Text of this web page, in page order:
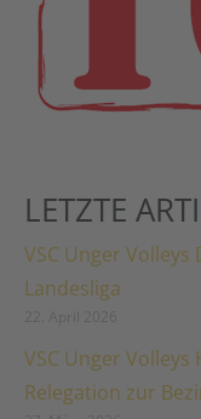
LETZTE
VSC Unger
Landesliga
VSC Unger
Relegation zur